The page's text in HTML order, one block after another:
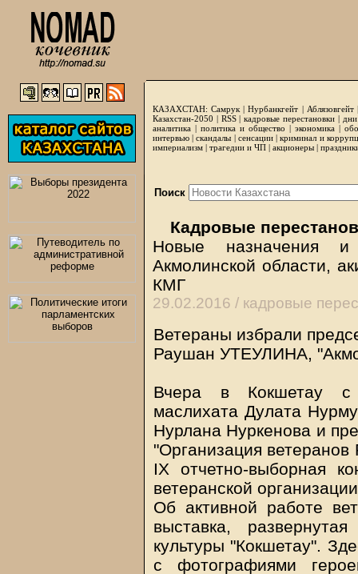
КАЗАХСТАН: Самрук |Нурбанкгейт | Аблязовгейт
Казахстан-2050 | RSS|кадровые перестановки|
аналитика | политика и общество | экономика |
интервью |скандалы | сенсации|криминал и
империализм | трагедии и ЧП | акционеры |
Поиск
Кадровые
Новые назначения
Акмолинской области,
КМГ
29.02.2016 / кадровые
Ветераны избрали
Раушан УТЕУЛИНА,
Вчера в Кокшетау с
маслихата Дулата
Нурлана Нуркенова и
"Организация
IX отчетно-выборная
ветеранской
Об активной работе
выставка,
культуры "Кокшетау".
с фотографиями